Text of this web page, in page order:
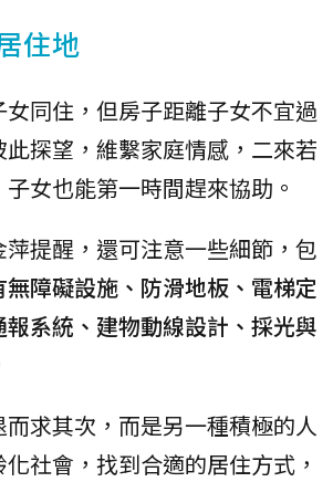
住地
同住，但房子距離子女不宜過
探望，維繫家庭情感，二來若
女也能第一時間趕來協助。
提醒，還可注意一些細節，包
障礙設施、防滑地板、電梯定
系統、建物動線設計、採光與
求其次，而是另一種積極的人
社會，找到合適的居住方式，